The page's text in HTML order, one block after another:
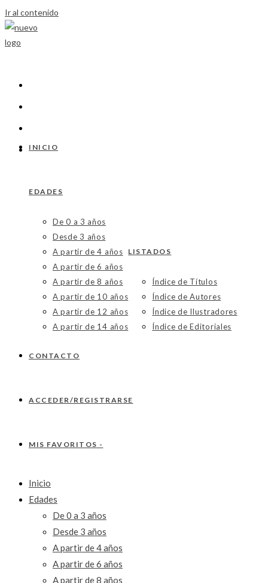
Ir al contenido
INICIO
EDADES
De 0 a 3 años
Desde 3 años
A partir de 4 años
A partir de 6 años
A partir de 8 años
A partir de 10 años
A partir de 12 años
A partir de 14 años
LISTADOS
Índice de Títulos
Índice de Autores
Índice de Ilustradores
Índice de Editoriales
CONTACTO
ACCEDER/REGISTRARSE
MIS FAVORITOS -
Inicio
Edades
De 0 a 3 años
Desde 3 años
A partir de 4 años
A partir de 6 años
A partir de 8 años